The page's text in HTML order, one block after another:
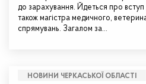
до зарахування. Йдеться про
також магістра медичного,
спрямувань. Загалом за…
НОВИНИ ЧЕРКАСЬКОЇ ОБЛАСТІ